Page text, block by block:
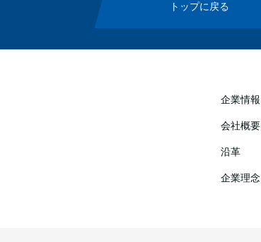
トップに戻る
企業情報
会社概要
沿革
企業理念